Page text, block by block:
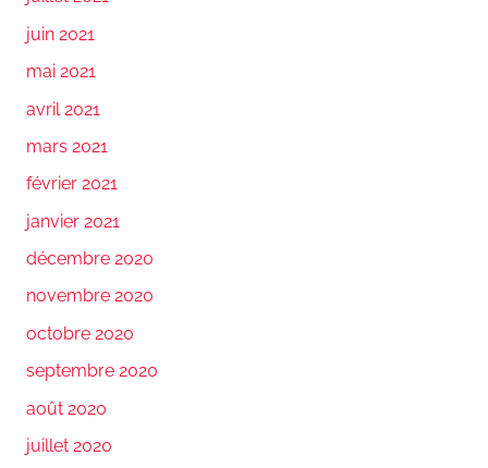
juin 2021
mai 2021
avril 2021
mars 2021
février 2021
janvier 2021
décembre 2020
novembre 2020
octobre 2020
septembre 2020
août 2020
juillet 2020